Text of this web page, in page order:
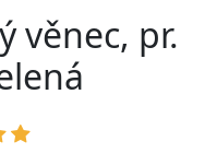
věnec, pr.